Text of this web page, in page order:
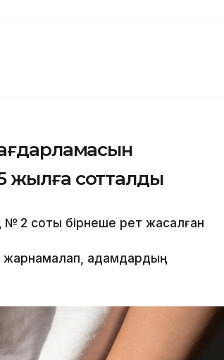
жылға сотталды
№ 2 соты бірнеше рет жасалған
жарнамалап, адамдардың